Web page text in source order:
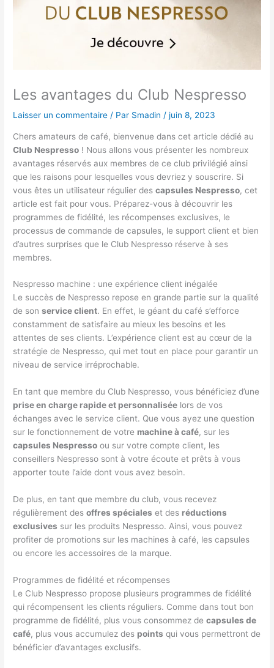
Les avantages du Club Nespresso
Laisser un commentaire / Par Smadin /juin 8, 2023
Chers amateurs de café, bienvenue dans cet article dédié au
Club Nespresso ! Nous allons vous présenter les nombreux
avantages réservés aux membres de ce club privilégié ainsi
que les raisons pour lesquelles vous devriez y souscrire. Si
vous êtes un utilisateur régulier descapsules Nespresso, cet
article est fait pour vous. Préparez-vous à découvrir les
programmes de fidélité, les récompenses exclusives, le
processus de commande de capsules, le support client et bien
d’autres surprises que le Club Nespresso réserve à ses
membres.
Nespresso machine : une expérience client inégalée
Le succès de Nespresso repose en grande partie sur la qualité
de sonservice client. En effet, le géant du café s’efforce
constamment de satisfaire au mieux les besoins et les
attentes de ses clients. L’expérience client est au cœur de la
stratégie de Nespresso, qui met tout en place pour garantir un
niveau de service irréprochable.
En tant que membre du Club Nespresso, vous bénéficiez d’une
prise en charge rapide et personnalisée lors de vos
échanges avec le service client. Que vous ayez une question
sur le fonctionnement de votre machine à café, sur les
capsules Nespresso ou sur votre compte client, les
conseillers Nespresso sont à votre écoute et prêts à vous
apporter toute l’aide dont vous avez besoin.
De plus, en tant que membre du club, vous recevez
régulièrement desoffres spéciales et des réductions
exclusives sur les produits Nespresso. Ainsi, vous pouvez
profiter de promotions sur les machines à café, les capsules
ou encore les accessoires de la marque.
Programmes de fidélité et récompenses
Le Club Nespresso propose plusieurs programmes de fidélité
qui récompensent les clients réguliers. Comme dans tout bon
programme de fidélité, plus vous consommez decapsules de
café, plus vous accumulez des points qui vous permettront de
bénéficier d’avantages exclusifs.